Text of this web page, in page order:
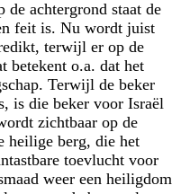
de achtergrond staat de
feit is. Nu wordt juist
terwijl er op de
betekent o.a. dat het
Terwijl de beker
is die beker voor Israël
zichtbaar op de
heilige berg, die het
toevlucht voor
weer een heiligdom